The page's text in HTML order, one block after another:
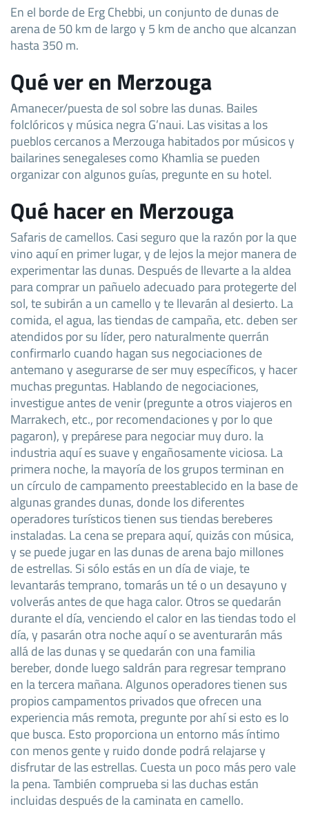
En el borde de Erg Chebbi, un conjunto de dunas de
arena de 50 km de largo y 5 km de ancho que alcanzan
hasta 350 m.
Qué ver en Merzouga
Amanecer/puesta de sol sobre las dunas. Bailes
folclóricos y música negra G’naui. Las visitas a los
pueblos cercanos a Merzouga habitados por músicos y
bailarines senegaleses como Khamlia se pueden
organizar con algunos guías, pregunte en su hotel.
Qué hacer en Merzouga
Safaris de camellos. Casi seguro que la razón por la que
vino aquí en primer lugar, y de lejos la mejor manera de
experimentar las dunas. Después de llevarte a la aldea
para comprar un pañuelo adecuado para protegerte del
sol, te subirán a un camello y te llevarán al desierto. La
comida, el agua, las tiendas de campaña, etc. deben ser
atendidos por su líder, pero naturalmente querrán
confirmarlo cuando hagan sus negociaciones de
antemano y asegurarse de ser muy específicos, y hacer
muchas preguntas. Hablando de negociaciones,
investigue antes de venir (pregunte a otros viajeros en
Marrakech, etc., por recomendaciones y por lo que
pagaron), y prepárese para negociar muy duro. la
industria aquí es suave y engañosamente viciosa. La
primera noche, la mayoría de los grupos terminan en
un círculo de campamento preestablecido en la base de
algunas grandes dunas, donde los diferentes
operadores turísticos tienen sus tiendas bereberes
instaladas. La cena se prepara aquí, quizás con música,
y se puede jugar en las dunas de arena bajo millones
de estrellas. Si sólo estás en un día de viaje, te
levantarás temprano, tomarás un té o un desayuno y
volverás antes de que haga calor. Otros se quedarán
durante el día, venciendo el calor en las tiendas todo el
día, y pasarán otra noche aquí o se aventurarán más
allá de las dunas y se quedarán con una familia
bereber, donde luego saldrán para regresar temprano
en la tercera mañana. Algunos operadores tienen sus
propios campamentos privados que ofrecen una
experiencia más remota, pregunte por ahí si esto es lo
que busca. Esto proporciona un entorno más íntimo
con menos gente y ruido donde podrá relajarse y
disfrutar de las estrellas. Cuesta un poco más pero vale
la pena. También comprueba si las duchas están
incluidas después de la caminata en camello.